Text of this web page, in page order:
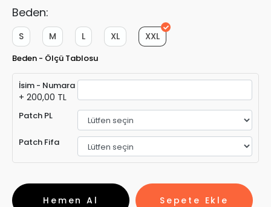
Beden:
XXL
XL
L
M
S
Beden - Ölçü Tablosu
İsim - Numara
+ 200,00 TL
Patch PL
Patch Fifa
Sepete Ekle
Hemen Al